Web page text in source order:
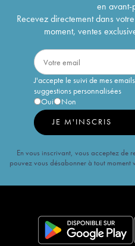
en avant-
Recevez directement dans
moment, ventes
J'accepte le suivi de mes
suggestions personnalisées
Oui
Non
JE M'INSCRIS
En vous inscrivant, vous acceptez de
pouvez vous désabonner à tout moment